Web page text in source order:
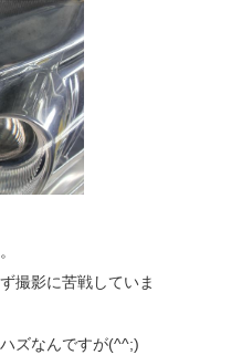
撮影に苦戦していま
ズなんですが(^^;)